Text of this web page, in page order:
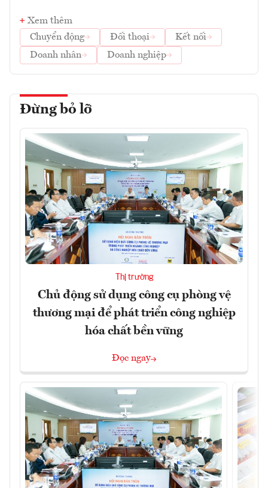
Xem thêm
Chuyển động
Đối thoại
Kết nối
Doanh nhân
Doanh nghiệp
Đừng bỏ lỡ
Thị trường
Chủ động sử dụng công cụ phòng vệ
thương mại để phát triển công nghiệp
hóa chất bền vững
Đọc ngay